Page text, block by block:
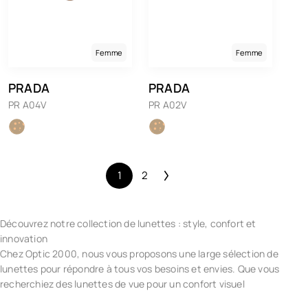
Femme
PRADA
PR A04V
Femme
PRADA
PR A02V
1 2
Découvrez notre collection de lunettes : style, confort et
innovation
Chez Optic 2000, nous vous proposons une large sélection de
lunettes pour répondre à tous vos besoins et envies. Que vous
recherchiez des lunettes de vue pour un confort visuel